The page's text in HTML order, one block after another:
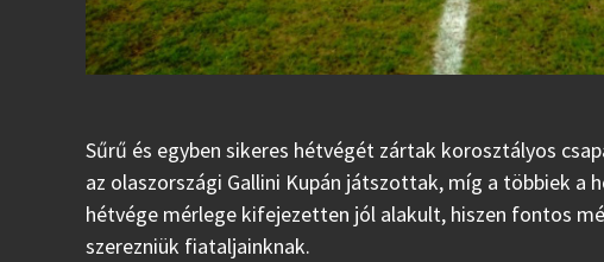
Sűrű és egyben sikeres hétvégét zártak korosztályos
az olaszországi Gallini Kupán játszottak, míg a többiek a
hétvége mérlege kifejezetten jól alakult, hiszen fontos
szerezniük fiataljainknak.